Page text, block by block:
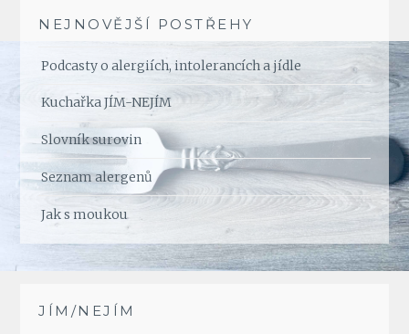
NEJNOVĚJŠÍ POSTŘEHY
Podcasty o alergiích, intolerancích a jídle
Kuchařka JÍM-NEJÍM
Slovník surovin
Seznam alergenů
Jak s moukou
JÍM/NEJÍM